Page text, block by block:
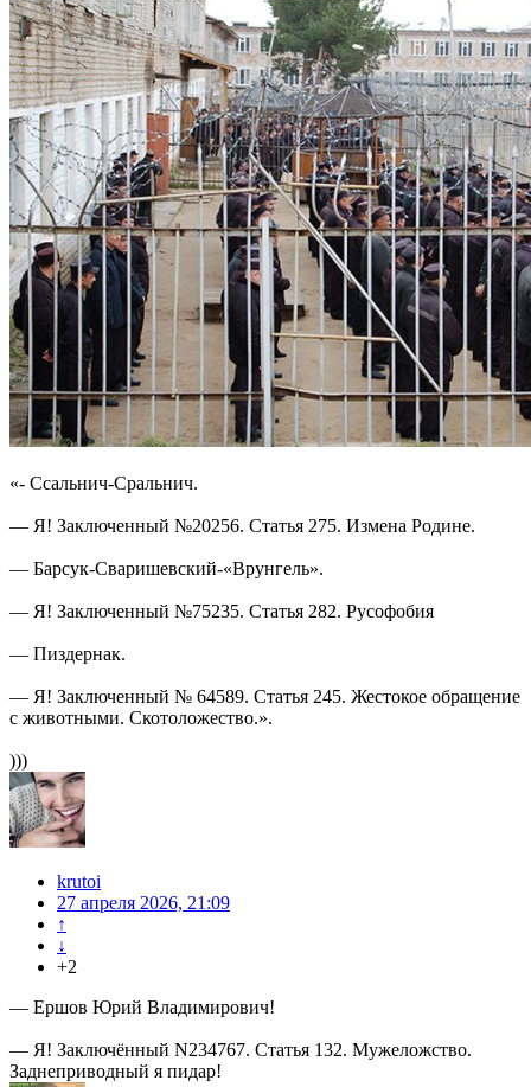
«- Ссальнич-Сральнич.
— Я! Заключенный №20256. Статья 275. Измена Родине.
— Барсук-Сваришевский-«Врунгель».
— Я! Заключенный №75235. Статья 282. Русофобия
— Пиздернак.
— Я! Заключенный № 64589. Статья 245. Жестокое обращение
с животными. Скотоложество.».
)))
krutoi
27 апреля 2026, 21:09
↑
↓
+2
— Ершов Юрий Владимирович!
— Я! Заключённый N234767. Статья 132. Мужеложство.
Заднеприводный я пидар!